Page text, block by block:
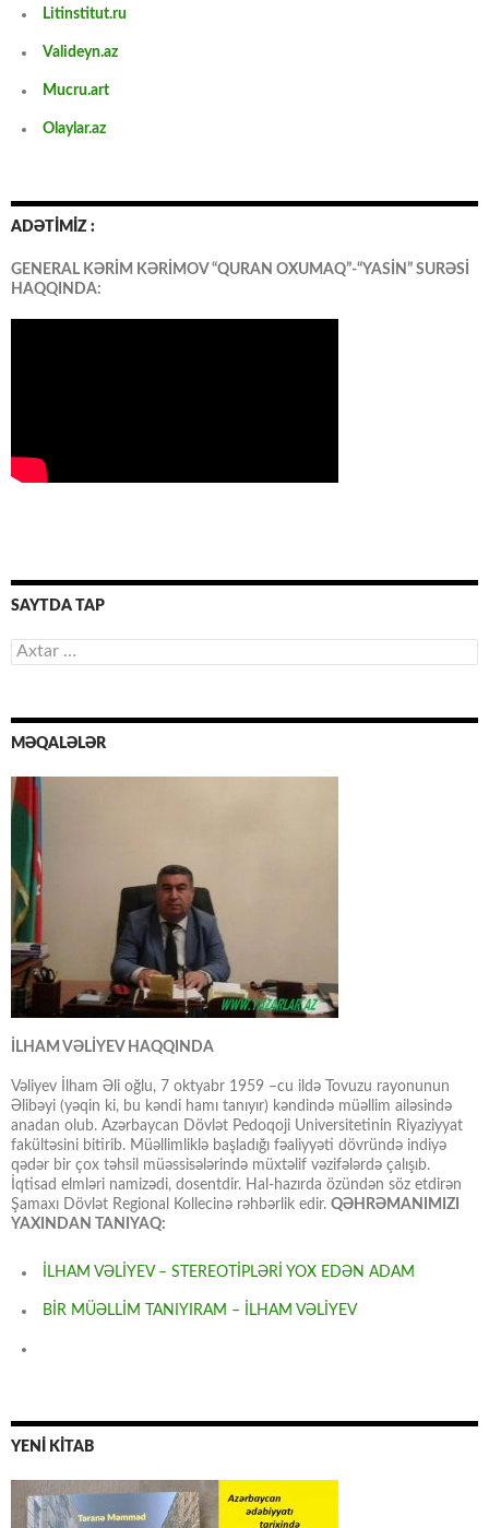
Litinstitut.ru
Valideyn.az
Mucru.art
Olaylar.az
ADƏTİMİZ :
GENERAL KƏRİM KƏRİMOV “QURAN OXUMAQ”-“YASİN” SURƏSİ
HAQQINDA:
SAYTDA TAP
Axtarış:
MƏQALƏLƏR
İLHAM VƏLİYEV HAQQINDA
Vəliyev İlham Əli oğlu, 7 oktyabr 1959 –cu ildə Tovuzu rayonunun
Əlibəyi (yəqin ki, bu kəndi hamı tanıyır) kəndində müəllim ailəsində
anadan olub. Azərbaycan Dövlət Pedoqoji Universitetinin Riyaziyyat
fakültəsini bitirib. Müəllimliklə başladığı fəaliyyəti dövründə indiyə
qədər bir çox təhsil müəssisələrində müxtəlif vəzifələrdə çalışıb.
İqtisad elmləri namizədi, dosentdir. Hal-hazırda özündən söz etdirən
Şamaxı Dövlət Regional Kollecinə rəhbərlik edir. QƏHRƏMANIMIZI
YAXINDAN TANIYAQ:
İLHAM VƏLİYEV – STEREOTİPLƏRİ YOX EDƏN ADAM
BİR MÜƏLLİM TANIYIRAM – İLHAM VƏLİYEV
YENİ KİTAB